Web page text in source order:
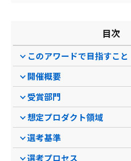
目次
このアワードで目指すこと
開催概要
受賞部門
想定プロダクト領域
選考基準
選考プロセス